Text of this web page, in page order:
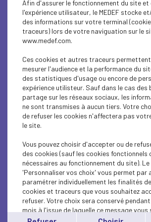
SUSTAINABLE DEVELOPMENT
SUSTAINABLE DEVELOPMENT
SOCIAL
SUSTAINABLE DEVELOPMENT
INTERNATIONAL - EUROPE
ECONOMY
ECONOMY
INTERNATIONAL - EUROPE
INTERNATIONAL - EUROPE
Afin d'assurer le fonctionnement du site et
l'expérience utilisateur, le MEDEF stocke
des informations sur votre terminal
traceurs) lors de votre naviguation sur le
www.medef.com.
Ces cookies et autres traceurs permettent
mesurer l'audience et la performance du
des statistiques d'usage ou encore de
expérience utilisteur. Sauf dans le cas des
partage sur les réseaux sociaux, les
ne sont transmises à aucun tiers. Votre
de refuser les cookies n'affectera pas
le site.
Vous pouvez choisir d'accepter ou de
des cookies (sauf les cookies fonctionnels
nécessaires au fonctionnement du site).
'Personnaliser vos choix' vous permet par
paramétrer individuellement les finalités
cookies et traceurs que vous souhaitez
refuser. Votre choix sera conservé pendant
mois à l'issue de laquelle ce message vous
affiché..